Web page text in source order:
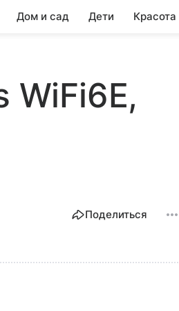
Дом и сад Дети Красота
WiFi6E,
Поделиться